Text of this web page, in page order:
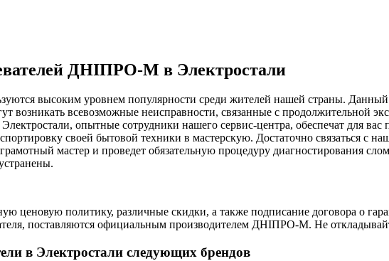
ДНІПРО-М в Электростали
высоким уровнем популярности среди жителей нашей страны. Данный
возникать всевозможные неисправности, связанные с продолжительной
опытные сотрудники нашего сервис-центра, обеспечат для
своей бытовой техники в мастерскую. Достаточно связаться
мастер и проведет обязательную процедуру диагностирования
ценовую политику, различные скидки, а также подписание договора о
поставляются официальным производителем ДНІПРО-М. Не
в Электростали следующих брендов